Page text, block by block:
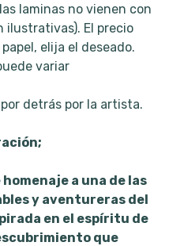
laminas no vienen con
ilustrativas). El precio
elija el deseado.
variar
detrás por la artista.
a una de las
y aventureras del
en el espíritu de
que